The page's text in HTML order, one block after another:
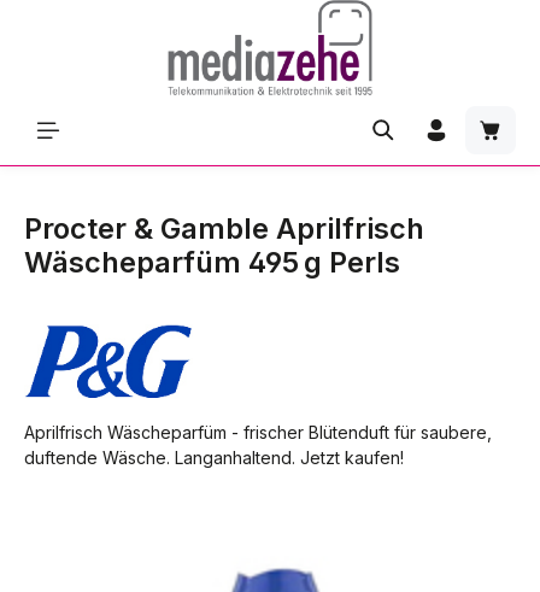
Procter & Gamble Aprilfrisch
Wäscheparfüm 495 g Perls
Aprilfrisch Wäscheparfüm - frischer Blütenduft für saubere,
duftende Wäsche. Langanhaltend. Jetzt kaufen!